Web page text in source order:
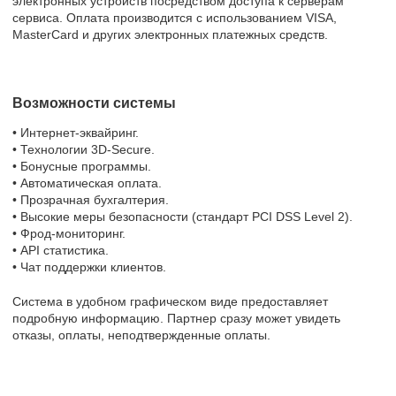
сервиса. Оплата производится с использованием VISA,
MasterCard и других электронных платежных средств.
Возможности системы
• Интернет-эквайринг.
• Технологии 3D-Secure.
• Бонусные программы.
• Автоматическая оплата.
• Прозрачная бухгалтерия.
• Высокие меры безопасности (стандарт PCI DSS Level 2).
• Фрод-мониторинг.
• API статистика.
• Чат поддержки клиентов.
Система в удобном графическом виде предоставляет
подробную информацию. Партнер сразу может увидеть
отказы, оплаты, неподтвержденные оплаты.